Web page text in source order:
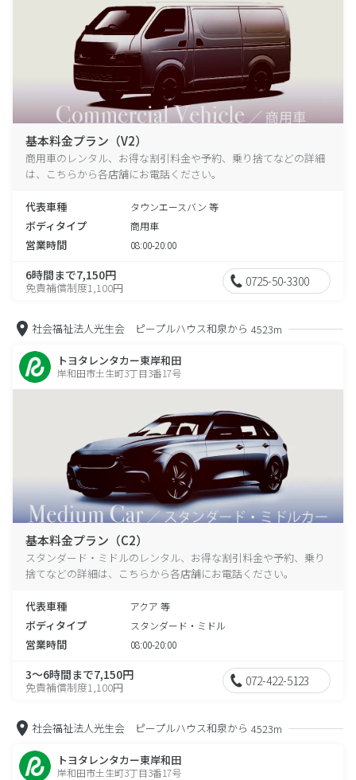
基本料金プラン（V2）
商用車のレンタル、お得な割引料金や予約、乗り捨てなどの詳細
は、こちらから各店舗にお電話ください。
代表車種 タウンエースバン 等
ボディタイプ 商用車
営業時間 08:00-20:00
6時間まで7,150円
免責補償制度1,100円 0725-50-3300
社会福祉法人光生会 ピープルハウス和泉から 4523m
トヨタレンタカー東岸和田
岸和田市土生町3丁目3番17号
基本料金プラン（C2）
スタンダード・ミドルのレンタル、お得な割引料金や予約、乗り
捨てなどの詳細は、こちらから各店舗にお電話ください。
代表車種 アクア 等
ボディタイプ スタンダード・ミドル
営業時間 08:00-20:00
3～6時間まで7,150円
免責補償制度1,100円 072-422-5123
社会福祉法人光生会 ピープルハウス和泉から 4523m
トヨタレンタカー東岸和田
岸和田市土生町3丁目3番17号